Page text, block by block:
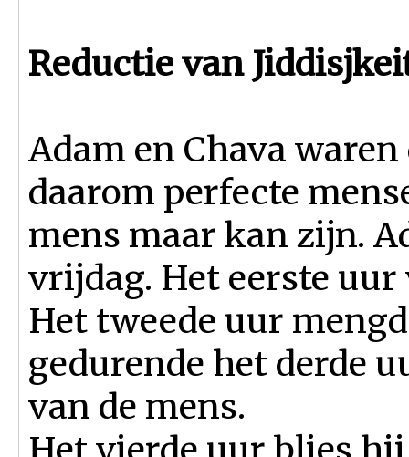
Reductie van
Adam en Chava waren
daarom perfecte
mens maar kan zijn.
vrijdag. Het eerste uur
Het tweede uur
gedurende het derde
van de mens.